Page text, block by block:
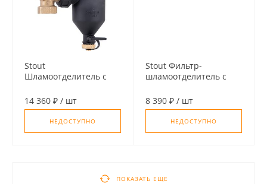
Stout
Шламоотделитель с
циклонным фильтром,
1" ВН
14 360 ₽ / шт
НЕДОСТУПНО
Stout Фильтр-
шламоотделитель с
настенных котлов, 3/4"
НР-3/4" НГ-3/4" НР
8 390 ₽ / шт
НЕДОСТУПНО
ПОКАЗАТЬ ЕЩЕ